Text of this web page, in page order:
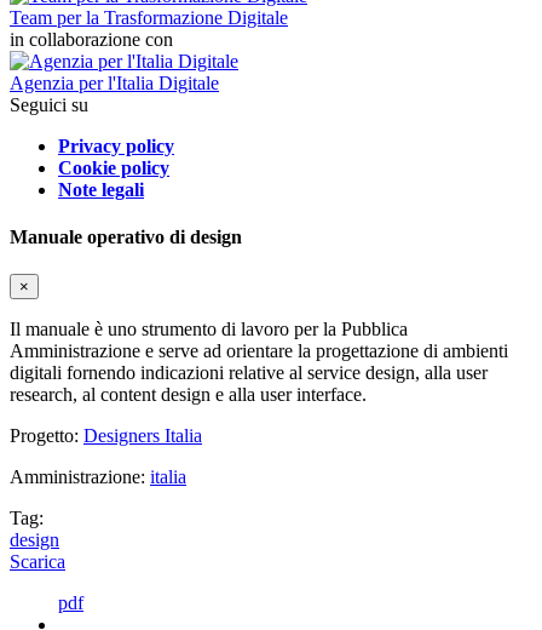
Team per la Trasformazione Digitale
in collaborazione con
Agenzia per l'Italia Digitale
Seguici su
Privacy policy
Cookie policy
Note legali
Manuale operativo di design
×
Il manuale è uno strumento di lavoro per la Pubblica
Amministrazione e serve ad orientare la progettazione di ambienti
digitali fornendo indicazioni relative al service design, alla user
research, al content design e alla user interface.
Progetto: Designers Italia
Amministrazione: italia
Tag:
design
Scarica
pdf